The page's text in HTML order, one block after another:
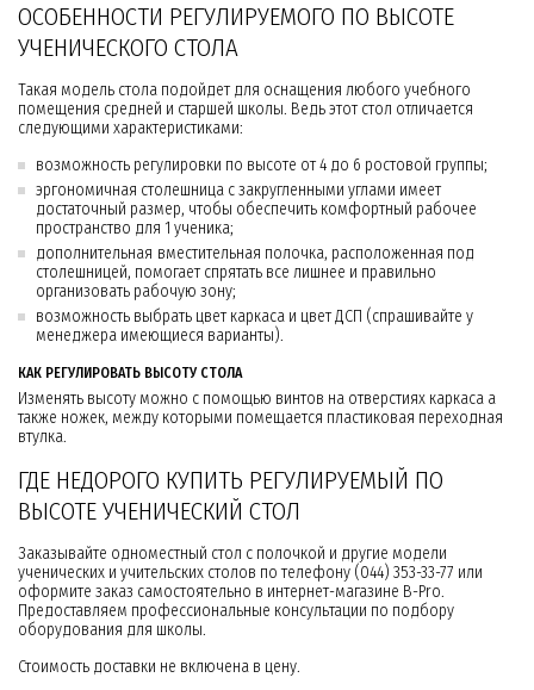
ОСОБЕННОСТИ РЕГУЛИРУЕМОГО ПО ВЫСОТЕ
УЧЕНИЧЕСКОГО СТОЛА
Такая модель стола подойдет для оснащения любого учебного
помещения средней и старшей школы. Ведь этот стол отличается
следующими характеристиками:
возможность регулировки по высоте от 4 до 6 ростовой группы;
эргономичная столешница с закругленными углами имеет
достаточный размер, чтобы обеспечить комфортный рабочее
пространство для 1 ученика;
дополнительная вместительная полочка, расположенная под
столешницей, помогает спрятать все лишнее и правильно
организовать рабочую зону;
возможность выбрать цвет каркаса и цвет ДСП (спрашивайте у
менеджера имеющиеся варианты).
КАК РЕГУЛИРОВАТЬ ВЫСОТУ СТОЛА
Изменять высоту можно с помощью винтов на отверстиях каркаса а
также ножек, между которыми помещается пластиковая переходная
втулка.
ГДЕ НЕДОРОГО КУПИТЬ РЕГУЛИРУЕМЫЙ ПО
ВЫСОТЕ УЧЕНИЧЕСКИЙ СТОЛ
Заказывайте одноместный стол с полочкой и другие модели
ученических и учительских столов по телефону (044) 353-33-77 или
оформите заказ самостоятельно в интернет-магазине B-Pro.
Предоставляем профессиональные консультации по подбору
оборудования для школы.
Стоимость доставки не включена в цену.